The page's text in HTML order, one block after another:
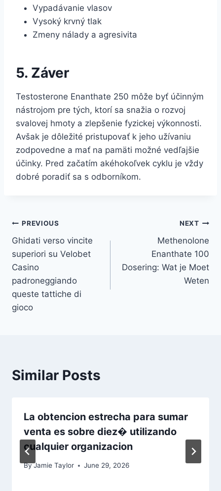
Vypadávanie vlasov
Vysoký krvný tlak
Zmeny nálady a agresivita
5. Záver
Testosterone Enanthate 250 môže byť účinným
nástrojom pre tých, ktorí sa snažia o rozvoj
svalovej hmoty a zlepšenie fyzickej výkonnosti.
Avšak je dôležité pristupovať k jeho užívaniu
zodpovedne a mať na pamäti možné vedľajšie
účinky. Pred začatím akéhokoľvek cyklu je vždy
dobré poradiť sa s odborníkom.
Post
navigation
PREVIOUS
Ghidati verso vincite
superiori su Velobet
Casino
padroneggiando
queste tattiche di
gioco
NEXT
Methenolone
Enanthate 100
Dosering: Wat je Moet
Weten
Similar Posts
La obtencion estrecha para sumar
venta es sobre diez� utilizando
cualquier organizacion
ByJamie Taylor June 29, 2026